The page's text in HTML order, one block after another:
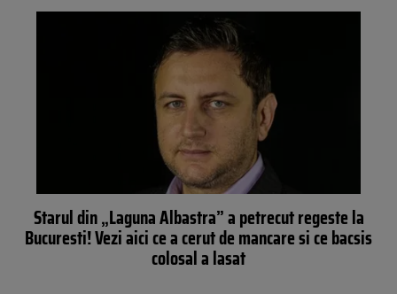
Starul din „Laguna Albastra” a petrecut regeste la
Bucuresti! Vezi aici ce a cerut de mancare si ce bacsis
colosal a lasat